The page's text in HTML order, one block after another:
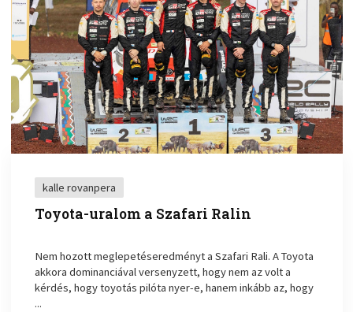
kalle rovanpera
Toyota-uralom a Szafari Ralin
Nem hozott meglepetéseredményt a Szafari Rali. A Toyota
akkora dominanciával versenyzett, hogy nem az volt a
kérdés, hogy toyotás pilóta nyer-e, hanem inkább az, hogy
...